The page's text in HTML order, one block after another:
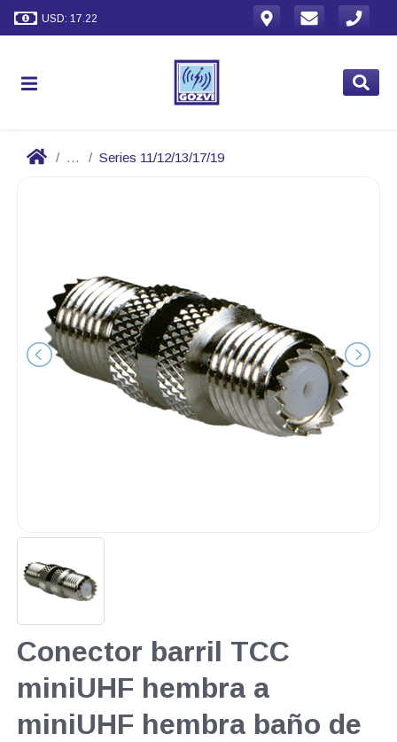
USD: 17.22
... Series 11/12/13/17/19
Conector barril TCC
miniUHF hembra a
miniUHF hembra baño de